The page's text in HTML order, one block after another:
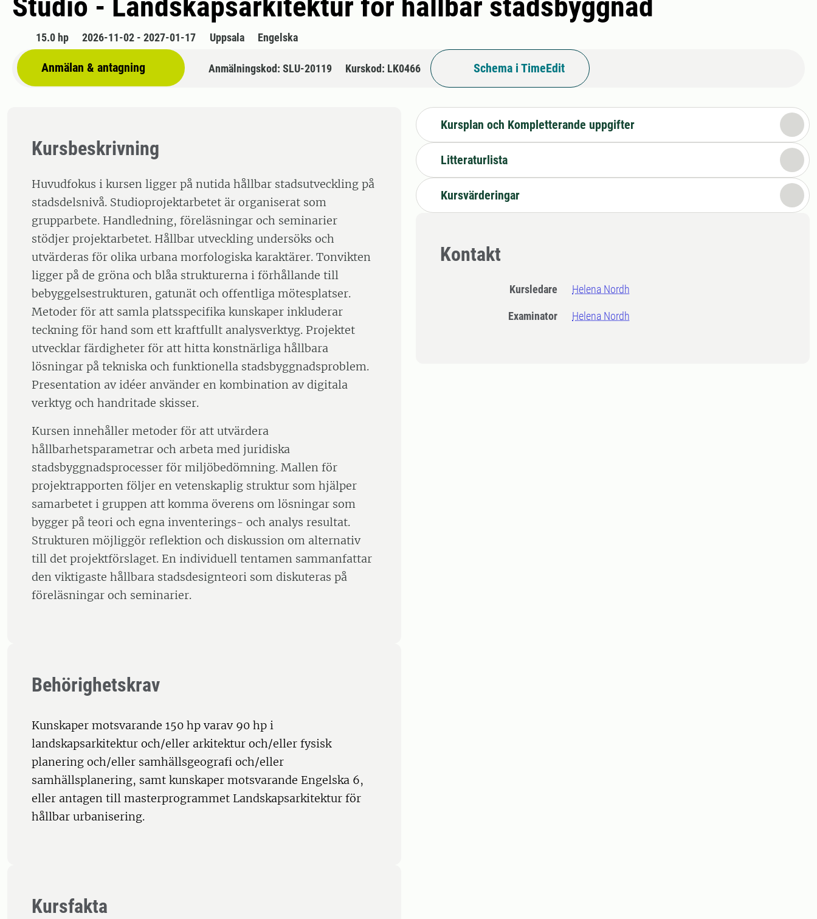
15.0 hp 2026-11-02 - 2027-01-17 Uppsala Engelska
Anmälan & antagning Anmälningskod: SLU-20119 Kurskod: LK0466 Schema i TimeEdit
Kursbeskrivning
Huvudfokus i kursen ligger på nutida hållbar stadsutveckling på
stadsdelsnivå. Studioprojektarbetet är organiserat som
grupparbete. Handledning, föreläsningar och seminarier
stödjer projektarbetet. Hållbar utveckling undersöks och
utvärderas för olika urbana morfologiska karaktärer. Tonvikten
ligger på de gröna och blåa strukturerna i förhållande till
bebyggelsestrukturen, gatunät och offentliga mötesplatser.
Metoder för att samla platsspecifika kunskaper inkluderar
teckning för hand som ett kraftfullt analysverktyg. Projektet
utvecklar färdigheter för att hitta konstnärliga hållbara
lösningar på tekniska och funktionella stadsbyggnadsproblem.
Presentation av idéer använder en kombination av digitala
verktyg och handritade skisser.
Kursen innehåller metoder för att utvärdera
hållbarhetsparametrar och arbeta med juridiska
stadsbyggnadsprocesser för miljöbedömning. Mallen för
projektrapporten följer en vetenskaplig struktur som hjälper
samarbetet i gruppen att komma överens om lösningar som
bygger på teori och egna inventerings- och analys resultat.
Strukturen möjliggör reflektion och diskussion om alternativ
till det projektförslaget. En individuell tentamen sammanfattar
den viktigaste hållbara stadsdesignteori som diskuteras på
föreläsningar och seminarier.
Behörighetskrav
Kunskaper motsvarande 150 hp varav 90 hp i
landskapsarkitektur och/eller arkitektur och/eller fysisk
planering och/eller samhällsgeografi och/eller
samhällsplanering, samt kunskaper motsvarande Engelska 6,
eller antagen till masterprogrammet Landskapsarkitektur för
hållbar urbanisering.
Kursfakta
Kursplan och Kompletterande uppgifter
Litteraturlista
Kursvärderingar
Kontakt
Kursledare Helena Nordh
Examinator Helena Nordh